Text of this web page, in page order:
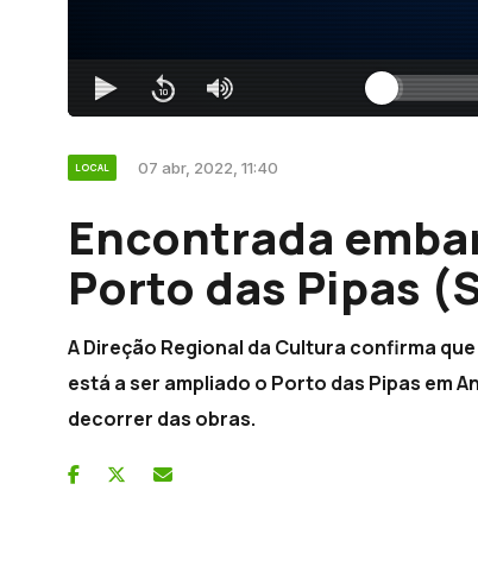
LOCAL 07 abr, 2022, 11:40
Encontrada
Porto das Pipas
A Direção Regional da Cultura confirma
está a ser ampliado o Porto das Pipas em
decorrer das obras.